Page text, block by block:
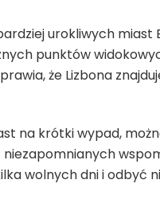
urokliwych
punktów
że Lizbona
na krótki wypad,
wolnych dni i odbyć